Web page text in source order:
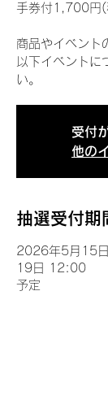
手券付1,700円(
商品やイベント
以下イベントに
い。
受付
他の
抽選受付期
2026年5月15
19日 12:00
予定